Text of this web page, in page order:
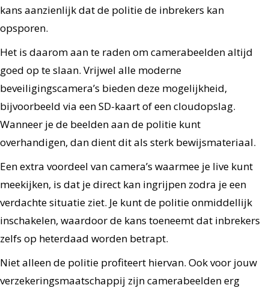
kans aanzienlijk dat de politie de inbrekers kan
opsporen.
Het is daarom aan te raden om camerabeelden altijd
goed op te slaan. Vrijwel alle moderne
beveiligingscamera’s bieden deze mogelijkheid,
bijvoorbeeld via een SD-kaart of een cloudopslag.
Wanneer je de beelden aan de politie kunt
overhandigen, dan dient dit als sterk bewijsmateriaal.
Een extra voordeel van camera’s waarmee je live kunt
meekijken, is dat je direct kan ingrijpen zodra je een
verdachte situatie ziet. Je kunt de politie onmiddellijk
inschakelen, waardoor de kans toeneemt dat inbrekers
zelfs op heterdaad worden betrapt.
Niet alleen de politie profiteert hiervan. Ook voor jouw
verzekeringsmaatschappij zijn camerabeelden erg